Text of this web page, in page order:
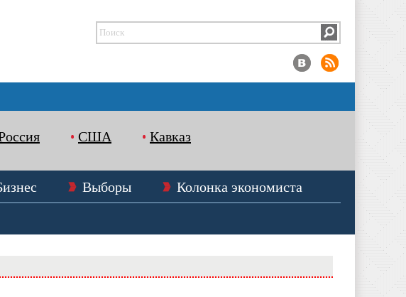
США Кавказ
Выборы
Колонка экономиста